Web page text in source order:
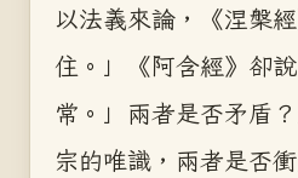
以法義來論，《涅槃
住。」《阿含經》卻
常。」兩者是否矛盾
宗的唯識，兩者是否